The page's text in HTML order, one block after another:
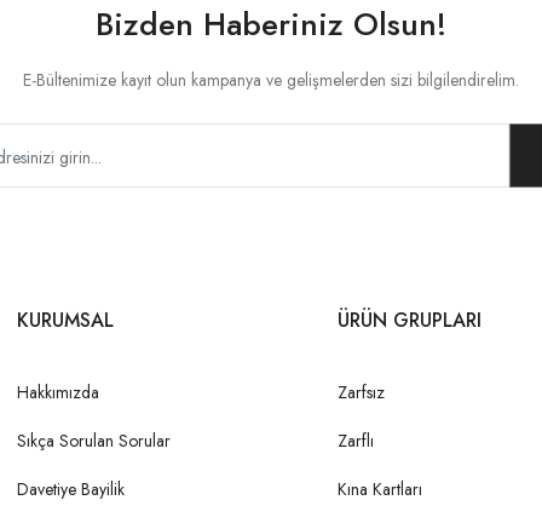
Bizden Haberiniz Olsun!
E-Bültenimize kayıt olun kampanya ve gelişmelerden sizi bilgilendirelim.
KURUMSAL
Hakkımızda
Sıkça Sorulan Sorular
Davetiye Bayilik
ÜRÜN GRUPLARI
Zarfsız
Zarflı
Kına Kartları